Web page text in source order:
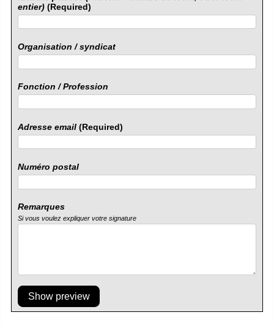
entier) (Required)
Organisation / syndicat
Fonction / Profession
Adresse email (Required)
Numéro postal
Remarques
Si vous voulez expliquer votre signature
Show preview